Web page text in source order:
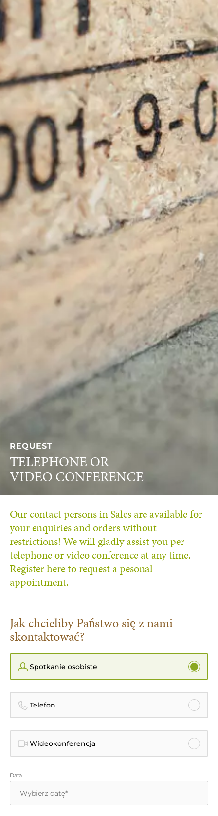
REQUEST
TELEPHONE OR
VIDEO CONFERENCE
Our contact persons in Sales are available for
your enquiries and orders without
restrictions! We will gladly assist you per
telephone or video conference at any time.
Register here to request a pesonal
appointment.
Jak chcieliby Państwo się z nami
skontaktować?
Spotkanie osobiste
Telefon
Wideokonferencja
Data